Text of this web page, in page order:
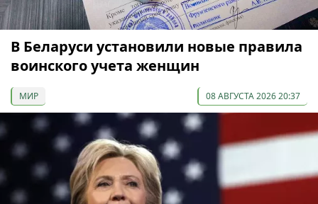
В Беларуси установили новые правила
воинского учета женщин
МИР 08 АВГУСТА 2026 20:37